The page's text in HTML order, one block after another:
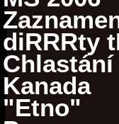
diRRRty
Kanada
"Etno"